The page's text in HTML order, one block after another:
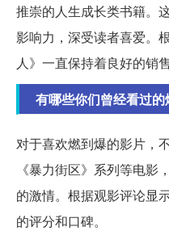
推崇的人生成长类书籍。
影响力，深受读者喜爱。
人》一直保持着良好的销售
有哪些你们曾经看过
对于喜欢燃到爆的影片，
《暴力街区》系列等电影
的激情。根据观影评论显
的评分和口碑。